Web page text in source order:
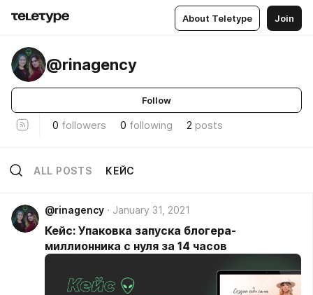
About Teletype Join
@rinagency
Follow
0 followers 0 following 2 posts
ALL POSTS КЕЙС
@rinagency January 31, 2021
Кейс: Упаковка запуска блогера-
миллионника с нуля за 14 часов